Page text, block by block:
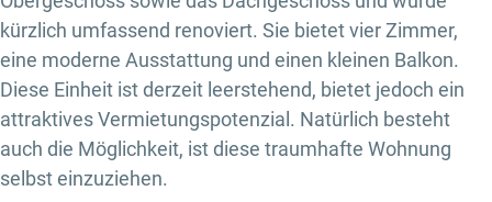
kürzlich umfassend renoviert. Sie bietet vier Zimmer,
eine moderne Ausstattung und einen kleinen Balkon.
Diese Einheit ist derzeit leerstehend, bietet jedoch ein
attraktives Vermietungspotenzial. Natürlich besteht
auch die Möglichkeit, ist diese traumhafte Wohnung
selbst einzuziehen.